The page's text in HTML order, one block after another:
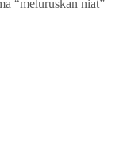
“meluruskan niat”